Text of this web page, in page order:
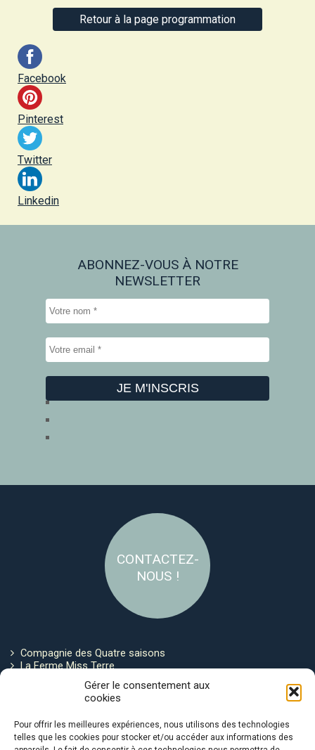
Gérer le consentement aux
cookies
Pour offrir les meilleures expériences, nous utilisons des technologies
telles que les cookies pour stocker et/ou accéder aux informations des
Retour à la page programmation
Facebook
Pinterest
Twitter
Linkedin
ABONNEZ-VOUS À NOTRE
NEWSLETTER
CONTACTEZ-
NOUS !
Compagnie des Quatre saisons
La Ferme Miss Terre
Politique de cookies